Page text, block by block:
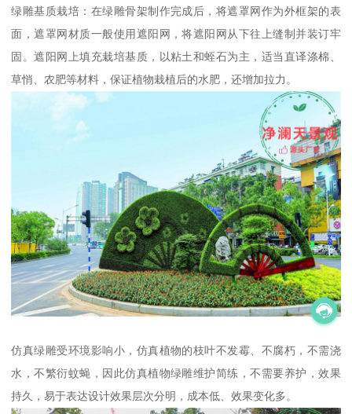
绿雕基质栽培：在绿雕骨架制作完成后，将遮罩网作为外框架的表
面，遮罩网材质一般使用遮阳网，将遮阳网从下往上缝制并装订牢
固。遮阳网上填充栽培基质，以粘土和蛭石为主，适当直译涤棉、
草悄、农肥等材料，保证植物栽植后的水肥，还增加拉力。
仿真绿雕受环境影响小，仿真植物的枝叶不发霉、不腐朽，不需浇
水，不繁衍蚊蝇，因此仿真植物绿雕维护简练，不需要养护，效果
持久，易于表达设计效果层次分明，成本低、效果变化多。